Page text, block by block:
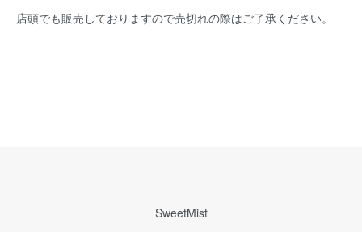
店頭でも販売しておりますので売切れの際はご了承ください。
SweetMist